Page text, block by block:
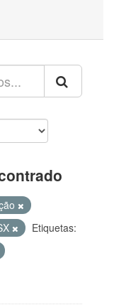
Etiquetas: